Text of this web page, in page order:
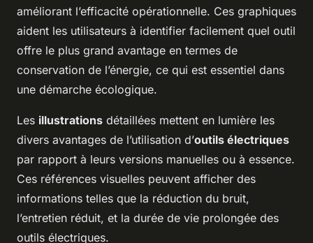
améliorant l’efficacité opérationnelle. Ces graphiques
aident les utilisateurs à identifier facilement quel outil
offre le plus grand avantage en termes de
conservation de l’énergie, ce qui est essentiel dans
une démarche écologique.
Les illustrations détaillées mettent en lumière les
divers avantages de l’utilisation d’outils électriques
par rapport à leurs versions manuelles ou à essence.
Ces références visuelles peuvent afficher des
informations telles que la réduction du bruit,
l’entretien réduit, et la durée de vie prolongée des
outils électriques.